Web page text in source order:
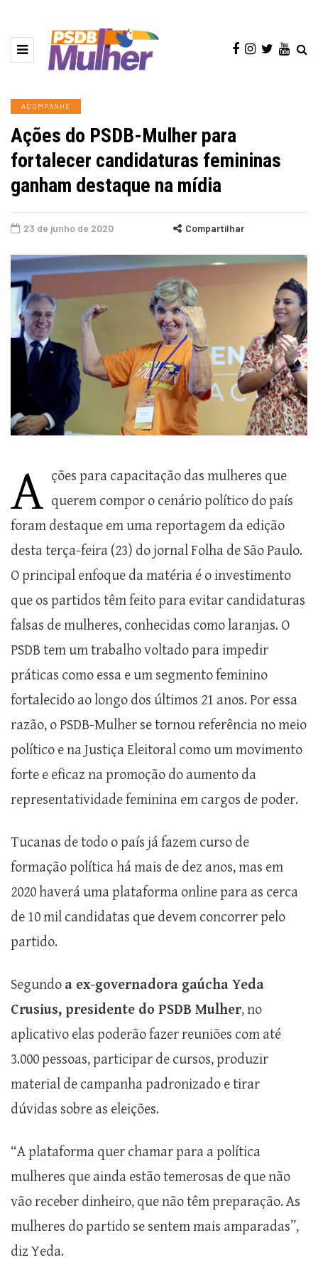
ACOMPANHE
Ações do PSDB-Mulher para
fortalecer candidaturas femininas
ganham destaque na mídia
23 de junho de 2020 Compartilhar
A ções para capacitação das mulheres que
querem compor o cenário político do país
foram destaque em uma reportagem da edição
desta terça-feira (23) do jornal Folha de São Paulo.
O principal enfoque da matéria é o investimento
que os partidos têm feito para evitar candidaturas
falsas de mulheres, conhecidas como laranjas. O
PSDB tem um trabalho voltado para impedir
práticas como essa e um segmento feminino
fortalecido ao longo dos últimos 21 anos. Por essa
razão, o PSDB-Mulher se tornou referência no meio
político e na Justiça Eleitoral como um movimento
forte e eficaz na promoção do aumento da
representatividade feminina em cargos de poder.
Tucanas de todo o país já fazem curso de
formação política há mais de dez anos, mas em
2020 haverá uma plataforma online para as cerca
de 10 mil candidatas que devem concorrer pelo
partido.
Segundo a ex-governadora gaúcha Yeda
Crusius, presidente do PSDB Mulher, no
aplicativo elas poderão fazer reuniões com até
3.000 pessoas, participar de cursos, produzir
material de campanha padronizado e tirar
dúvidas sobre as eleições.
“A plataforma quer chamar para a política
mulheres que ainda estão temerosas de que não
vão receber dinheiro, que não têm preparação. As
mulheres do partido se sentem mais amparadas”,
diz Yeda.